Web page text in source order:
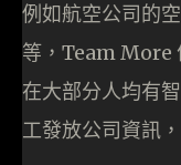
例如航空公司的
等，Team More
在大部分人均有
工發放公司資訊